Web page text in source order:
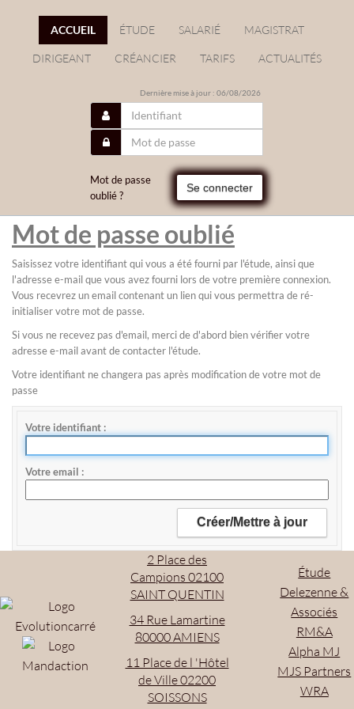
ACCUEIL ÉTUDE SALARIÉ MAGISTRAT
DIRIGEANT CRÉANCIER TARIFS ACTUALITÉS
Dernière mise à jour : 06/08/2026
Mot de passe
oublié ?
Se connecter
Mot de passe oublié
Saisissez votre identifiant qui vous a été fourni par l'étude, ainsi que
l'adresse e-mail que vous avez fourni lors de votre première connexion.
Vous recevrez un email contenant un lien qui vous permettra de ré-
initialiser votre mot de passe.
Si vous ne recevez pas d'email, merci de d'abord bien vérifier votre
adresse e-mail avant de contacter l'étude.
Votre identifiant ne changera pas après modification de votre mot de
passe
Votre identifiant
Votre email
2 Place des
Campions 02100
SAINT QUENTIN
34 Rue Lamartine
80000 AMIENS
11 Place de l 'Hôtel
de Ville 02200
SOISSONS
Étude
Delezenne &
Associés
RM&A
Alpha MJ
MJS Partners
WRA